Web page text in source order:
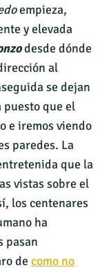
empieza,
y elevada
desde dónde
al
se dejan
puesto que el
e iremos viendo
paredes. La
que la
vistas sobre el
los centenares
ha
pasan
de como no